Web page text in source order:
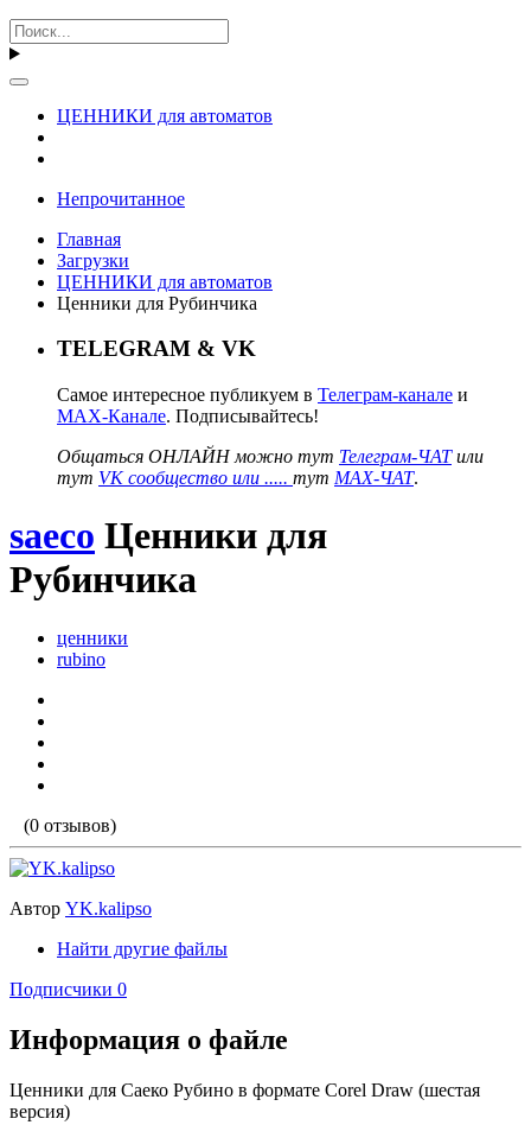
ЦЕННИКИ для автоматов
Непрочитанное
Главная
Загрузки
ЦЕННИКИ для автоматов
Ценники для Рубинчика
TELEGRAM & VK
Самое интересное публикуем в Телеграм-канале и
MAX-Канале. Подписывайтесь!
Общаться ОНЛАЙН можно тут Телеграм-ЧАТили
тут VK сообщество или ..... тут MAX-ЧАТ.
saeco Ценники для
Рубинчика
ценники
rubino
(0 отзывов)
Автор YK.kalipso
Найти другие файлы
Подписчики 0
Информация о файле
Ценники для Саеко Рубино в формате Corel Draw (шестая
версия)